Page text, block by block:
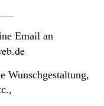
Email an
Wunschgestaltung,